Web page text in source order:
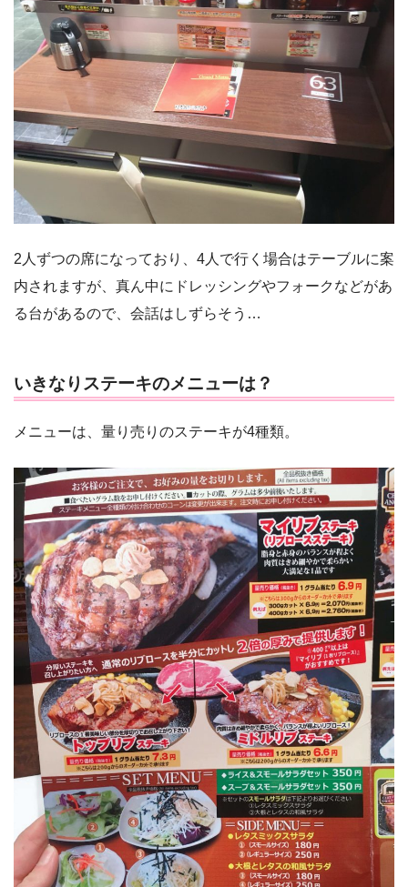
2人ずつの席になっており、4人で行く場合はテーブルに案
内されますが、真ん中にドレッシングやフォークなどがあ
る台があるので、会話はしずらそう…
いきなりステーキのメニューは？
メニューは、量り売りのステーキが4種類。